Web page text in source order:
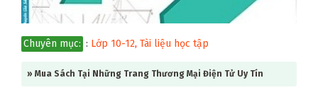
Chuyên mục: : Lớp 10-12, Tài liệu học tập
» Mua Sách Tại Những Trang Thương Mại Điện Tử Uy Tín